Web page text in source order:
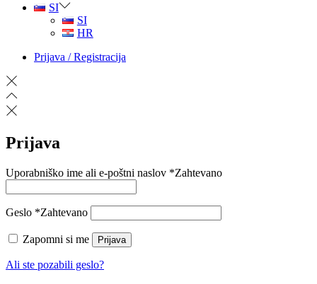
SI
SI
HR
Prijava / Registracija
Prijava
Uporabniško ime ali e-poštni naslov *Zahtevano
Geslo *Zahtevano
Zapomni si me Prijava
Ali ste pozabili geslo?